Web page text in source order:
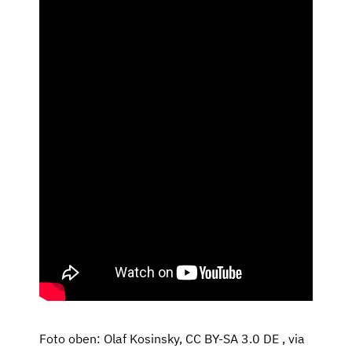
Foto oben: Olaf Kosinsky, CC BY-SA 3.0 DE , via